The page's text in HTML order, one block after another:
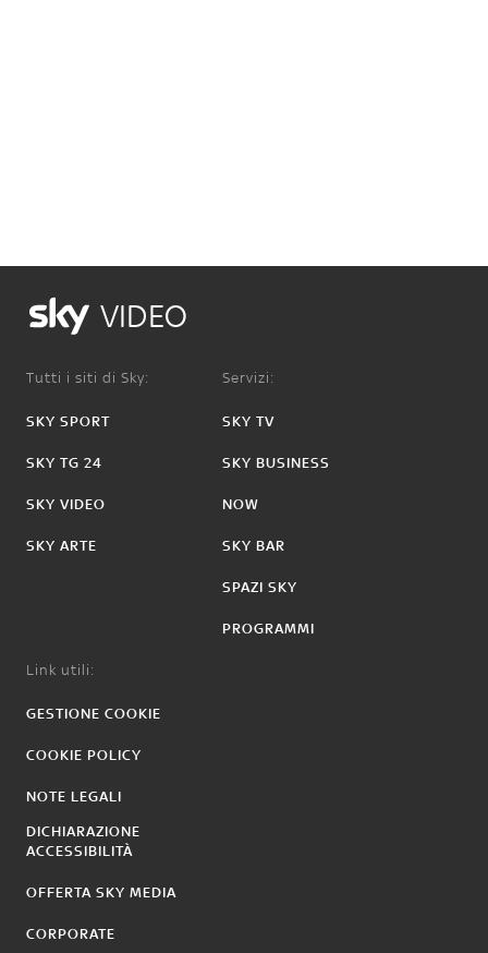
VIDEO
Tutti i siti di Sky:
SKY SPORT
SKY TG 24
SKY VIDEO
SKY ARTE
Servizi:
SKY TV
SKY BUSINESS
NOW
SKY BAR
SPAZI SKY
PROGRAMMI
Link utili:
GESTIONE COOKIE
COOKIE POLICY
NOTE LEGALI
DICHIARAZIONE
ACCESSIBILITÀ
OFFERTA SKY MEDIA
CORPORATE